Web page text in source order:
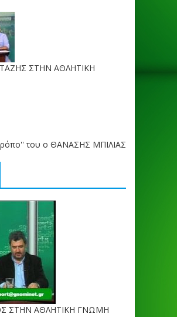
ΣΤΗΝ ΑΘΛΗΤΙΚΗ
του ο ΘΑΝΑΣΗΣ ΜΠΙΛΙΑΣ
ΣΤΗΝ ΑΘΛΗΤΙΚΗ ΓΝΩΜΗ